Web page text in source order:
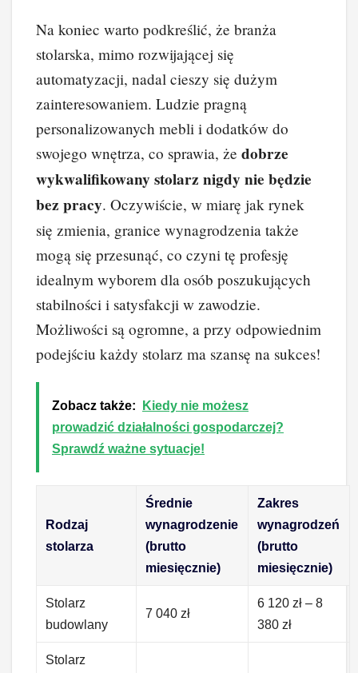
Na koniec warto podkreślić, że branża
stolarska, mimo rozwijającej się
automatyzacji, nadal cieszy się dużym
zainteresowaniem. Ludzie pragną
personalizowanych mebli i dodatków do
swojego wnętrza, co sprawia, że dobrze
wykwalifikowany stolarz nigdy nie będzie
bez pracy. Oczywiście, w miarę jak rynek
się zmienia, granice wynagrodzenia także
mogą się przesunąć, co czyni tę profesję
idealnym wyborem dla osób poszukujących
stabilności i satysfakcji w zawodzie.
Możliwości są ogromne, a przy odpowiednim
podejściu każdy stolarz ma szansę na sukces!
Zobacz także:
Kiedy nie możesz
prowadzić działalności gospodarczej?
Sprawdź ważne sytuacje!
Rodzaj
stolarza
Średnie
wynagrodzenie
(brutto
miesięcznie)
Zakres
wynagrodzeń
(brutto
miesięcznie)
Stolarz
budowlany
7 040 zł
6 120 zł – 8
380 zł
Stolarz